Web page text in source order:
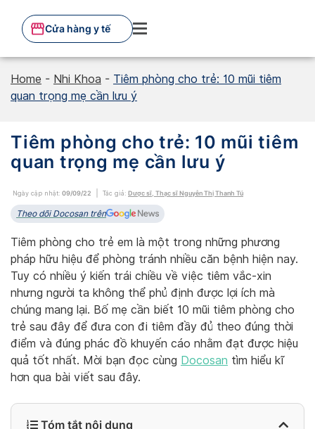
content
Cửa hàng y tế
Home - Nhi Khoa - Tiêm phòng cho trẻ: 10 mũi tiêm
quan trọng mẹ cần lưu ý
Tiêm phòng cho trẻ: 10 mũi tiêm
quan trọng mẹ cần lưu ý
Ngày cập nhật: 09/09/22 Tác giả: Dược sĩ, Thạc sĩ Nguyễn Thị Thanh Tú
Theo dõi Docosan trên
Tiêm phòng cho trẻ em là một trong những phương
pháp hữu hiệu để phòng tránh nhiều căn bệnh hiện nay.
Tuy có nhiều ý kiến trái chiều về việc tiêm vắc-xin
nhưng người ta không thể phủ định được lợi ích mà
chúng mang lại. Bố mẹ cần biết 10 mũi tiêm phòng cho
trẻ sau đây để đưa con đi tiêm đầy đủ theo đúng thời
điểm và đúng phác đồ khuyến cáo nhằm đạt được hiệu
quả tốt nhất. Mời bạn đọc cùng Docosan tìm hiểu kĩ
hơn qua bài viết sau đây.
Tóm tắt nội dung